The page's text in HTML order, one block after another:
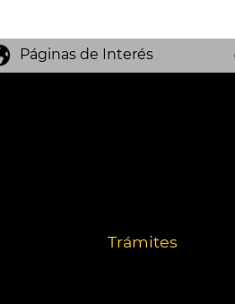
Páginas de Interés
Trámites